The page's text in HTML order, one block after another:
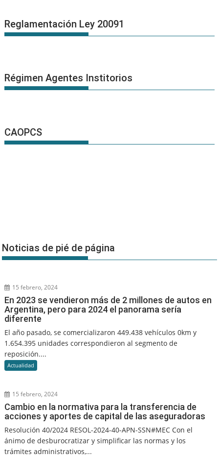
Reglamentación Ley 20091
Régimen Agentes Institorios
CAOPCS
Noticias de pié de página
15 febrero, 2024
En 2023 se vendieron más de 2 millones de autos en
Argentina, pero para 2024 el panorama sería
diferente
El año pasado, se comercializaron 449.438 vehículos 0km y
1.654.395 unidades correspondieron al segmento de
reposición....
Actualidad
15 febrero, 2024
Cambio en la normativa para la transferencia de
acciones y aportes de capital de las aseguradoras
Resolución 40/2024 RESOL-2024-40-APN-SSN#MEC Con el
ánimo de desburocratizar y simplificar las normas y los
trámites administrativos,...